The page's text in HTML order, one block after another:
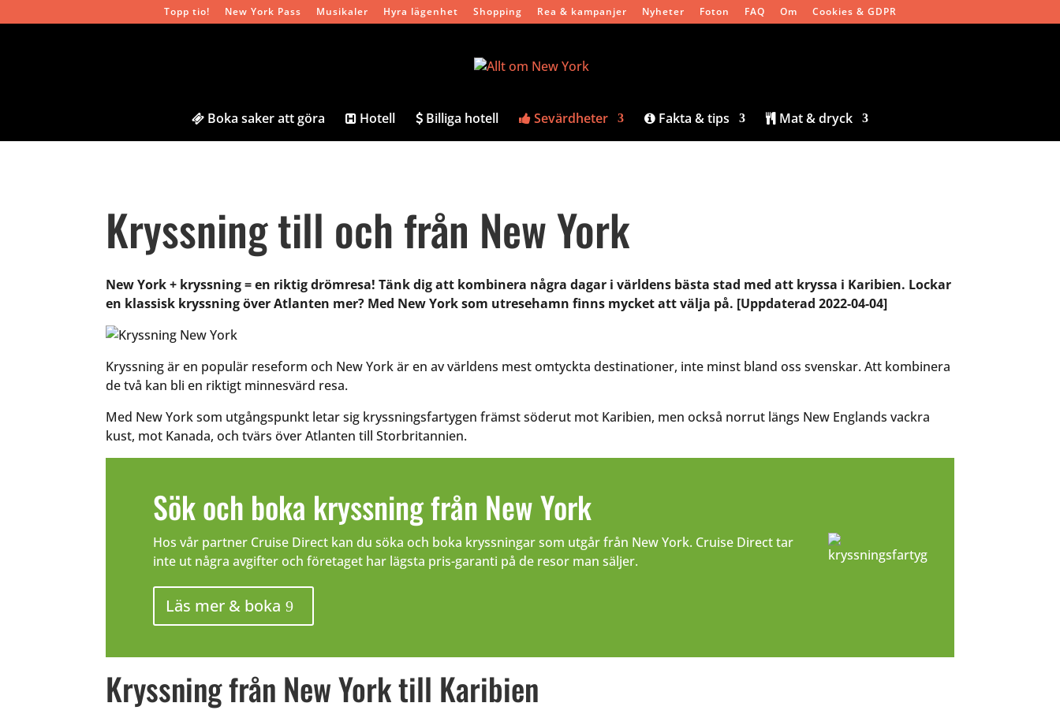
Topp tio! New York Pass Musikaler Hyra lägenhet Shopping Rea & kampanjer Nyheter Foton FAQ Om Cookies & GDPR
Boka saker att göra Hotell Billiga hotell Sevärdheter Fakta & tips Mat & dryck
Kryssning till och från New York
New York + kryssning = en riktig drömresa! Tänk dig att kombinera några dagar i världens bästa stad med att kryssa i Karibien. Lockar
en klassisk kryssning över Atlanten mer? Med New York som utresehamn finns mycket att välja på. [Uppdaterad 2022-04-04]
Kryssning är en populär reseform och New York är en av världens mest omtyckta destinationer, inte minst bland oss svenskar. Att kombinera
de två kan bli en riktigt minnesvärd resa.
Med New York som utgångspunkt letar sig kryssningsfartygen främst söderut mot Karibien, men också norrut längs New Englands vackra
kust, mot Kanada, och tvärs över Atlanten till Storbritannien.
Sök och boka kryssning från New York
Hos vår partner Cruise Direct kan du söka och boka kryssningar som utgår från New York. Cruise Direct tar
inte ut några avgifter och företaget har lägsta pris-garanti på de resor man säljer.
Läs mer & boka
Kryssning från New York till Karibien